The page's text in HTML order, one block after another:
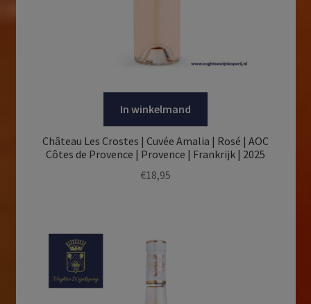
In winkelmand
Château Les Crostes | Cuvée Amalia | Rosé | AOC
Côtes de Provence | Provence | Frankrijk | 2025
€18,95